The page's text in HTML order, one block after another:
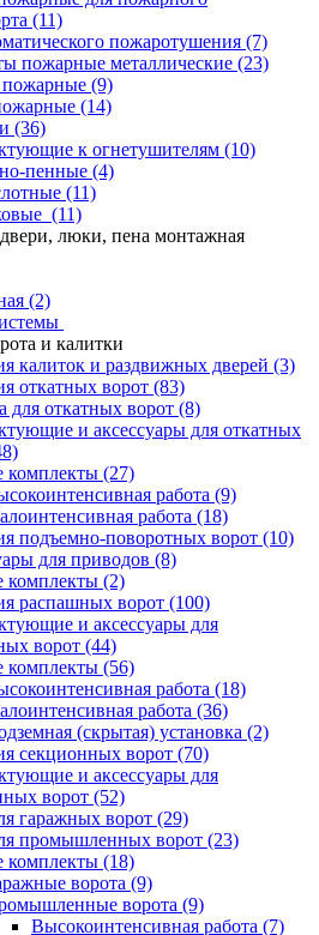
(11)
пожаротушения (7)
пожарные металлические (23)
(9)
(14)
(36)
к огнетушителям (10)
пенные (4)
(11)
(11)
люки, пена монтажная
(2)
и калитки
калиток и раздвижных дверей (3)
откатных ворот (83)
для откатных ворот (8)
и аксессуары для откатных
комплекты (27)
работа (9)
работа (18)
подъемно-поворотных ворот (10)
для приводов (8)
комплекты (2)
распашных ворот (100)
и аксессуары для
ворот (44)
комплекты (56)
работа (18)
работа (36)
(скрытая) установка (2)
секционных ворот (70)
и аксессуары для
ворот (52)
гаражных ворот (29)
промышленных ворот (23)
комплекты (18)
ворота (9)
ворота (9)
Высокоинтенсивная работа (7)